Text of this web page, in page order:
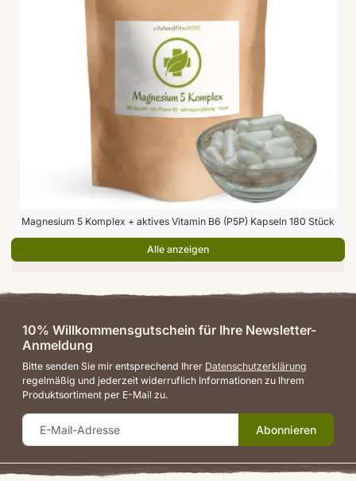
Magnesium 5 Komplex + aktives Vitamin B6 (P5P) Kapseln 180 Stück
Alle anzeigen
10% Willkommensgutschein für Ihre Newsletter-
Anmeldung
Bitte senden Sie mir entsprechend Ihrer Datenschutzerklärung
regelmäßig und jederzeit widerruflich Informationen zu Ihrem
Produktsortiment per E-Mail zu.
Abonnieren